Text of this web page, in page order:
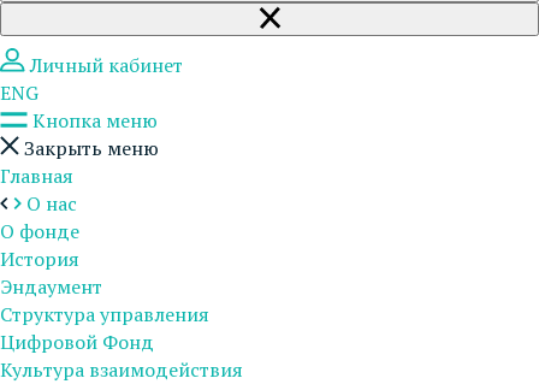
Личный кабинет
ENG
Кнопка меню
Закрыть меню
Главная
О нас
О фонде
История
Эндаумент
Структура управления
Цифровой Фонд
Культура взаимодействия